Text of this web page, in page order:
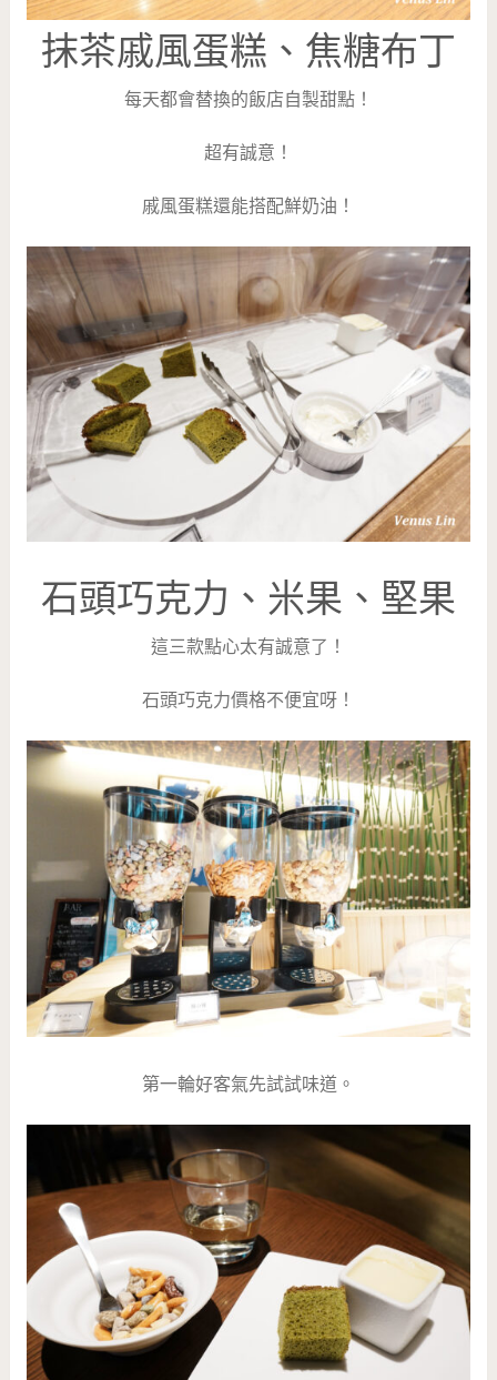
抹茶戚風蛋糕、焦糖布丁
每天都會替換的飯店自製甜點！
超有誠意！
戚風蛋糕還能搭配鮮奶油！
石頭巧克力、米果、堅果
這三款點心太有誠意了！
石頭巧克力價格不便宜呀！
第一輪好客氣先試試味道。